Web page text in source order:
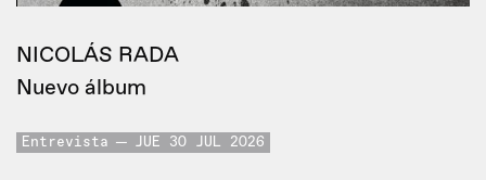
NICOLÁS RADA
Nuevo álbum
Entrevista JUE 30 JUL 2026